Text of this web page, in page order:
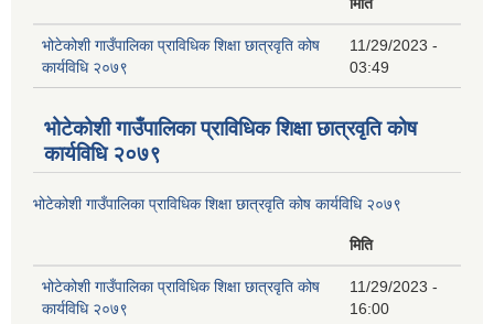
भोटेकोशी गाउँपालिका प्राविधिक शिक्षा छात्रवृति कोष
कार्यविधि २०७९
11/29/2023 -
03:49
भोटेकोशी गाउँपालिका प्राविधिक शिक्षा छात्रवृति कोष
कार्यविधि २०७९
भोटेकोशी गाउँपालिका प्राविधिक शिक्षा छात्रवृति कोष कार्यविधि २०७९
मिति
भोटेकोशी गाउँपालिका प्राविधिक शिक्षा छात्रवृति कोष
कार्यविधि २०७९
11/29/2023 -
16:00